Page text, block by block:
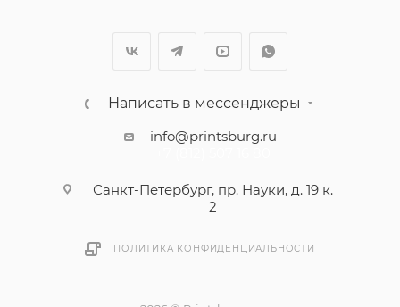
Написать в мессенджеры
info@printsburg.ru
Санкт-Петербург, пр. Науки, д. 19 к.
2
ПОЛИТИКА КОНФИДЕНЦИАЛЬНОСТИ